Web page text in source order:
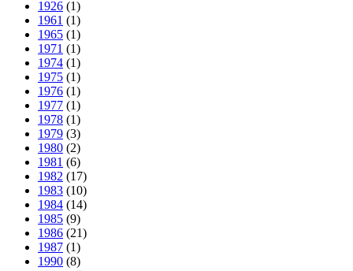
1926 (1)
1961 (1)
1965 (1)
1971 (1)
1974 (1)
1975 (1)
1976 (1)
1977 (1)
1978 (1)
1979 (3)
1980 (2)
1981 (6)
1982 (17)
1983 (10)
1984 (14)
1985 (9)
1986 (21)
1987 (1)
1990 (8)